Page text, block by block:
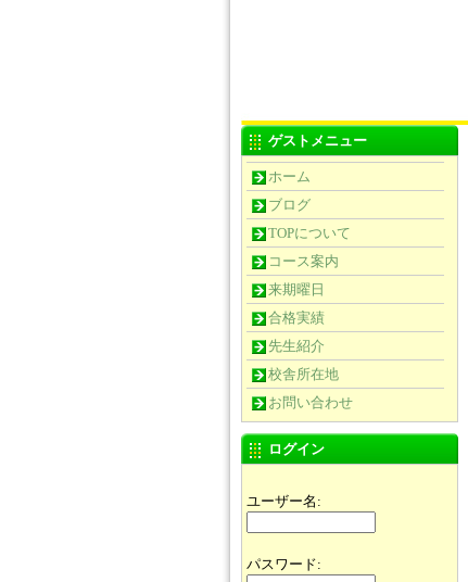
ゲストメニュー
ホーム
ブログ
TOPについて
コース案内
来期曜日
合格実績
先生紹介
校舎所在地
お問い合わせ
ログイン
ユーザー名:
パスワード: